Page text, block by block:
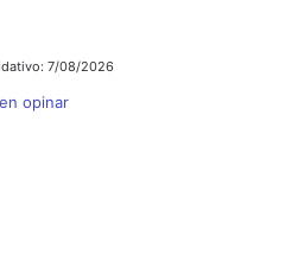
7/08/2026
opinar